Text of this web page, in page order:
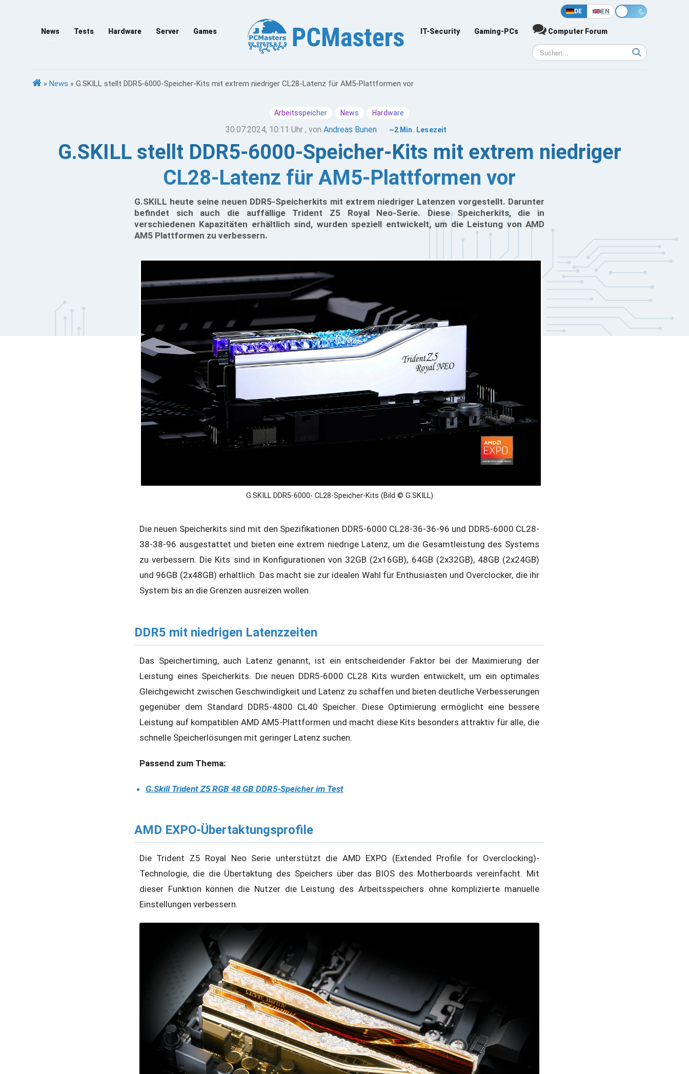
DE EN
News Tests Hardware Server Games IT-Security Gaming-PCs Computer Forum
» News » G.SKILL stellt DDR5-6000-Speicher-Kits mit extrem niedriger CL28-Latenz für AM5-Plattformen vor
Arbeitsspeicher News Hardware
30.07.2024, 10:11 Uhr , vonAndreas Bunen ~2 Min. Lesezeit
G.SKILL stellt DDR5-6000-Speicher-Kits mit extrem niedriger
CL28-Latenz für AM5-Plattformen vor
G.SKILL heute seine neuen DDR5-Speicherkits mit extrem niedriger Latenzen vorgestellt. Darunter
befindet sich auch die auffällige Trident Z5 Royal Neo-Serie. Diese Speicherkits, die in
verschiedenen Kapazitäten erhältlich sind, wurden speziell entwickelt, um die Leistung von AMD
AM5 Plattformen zu verbessern.
G.SKILL DDR5-6000- CL28-Speicher-Kits (Bild © G.SKILL)
Die neuen Speicherkits sind mit den Spezifikationen DDR5-6000 CL28-36-36-96 und DDR5-6000 CL28-
38-38-96 ausgestattet und bieten eine extrem niedrige Latenz, um die Gesamtleistung des Systems
zu verbessern. Die Kits sind in Konfigurationen von 32GB (2x16GB), 64GB (2x32GB), 48GB (2x24GB)
und 96GB (2x48GB) erhältlich. Das macht sie zur idealen Wahl für Enthusiasten und Overclocker, die ihr
System bis an die Grenzen ausreizen wollen.
DDR5 mit niedrigen Latenzzeiten
Das Speichertiming, auch Latenz genannt, ist ein entscheidender Faktor bei der Maximierung der
Leistung eines Speicherkits. Die neuen DDR5-6000 CL28 Kits wurden entwickelt, um ein optimales
Gleichgewicht zwischen Geschwindigkeit und Latenz zu schaffen und bieten deutliche Verbesserungen
gegenüber dem Standard DDR5-4800 CL40 Speicher. Diese Optimierung ermöglicht eine bessere
Leistung auf kompatiblen AMD AM5-Plattformen und macht diese Kits besonders attraktiv für alle, die
schnelle Speicherlösungen mit geringer Latenz suchen.
Passend zum Thema:
G.Skill Trident Z5 RGB 48 GB DDR5-Speicher im Test
AMD EXPO-Übertaktungsprofile
Die Trident Z5 Royal Neo Serie unterstützt die AMD EXPO (Extended Profile for Overclocking)-
Technologie, die die Übertaktung des Speichers über das BIOS des Motherboards vereinfacht. Mit
dieser Funktion können die Nutzer die Leistung des Arbeitsspeichers ohne komplizierte manuelle
Einstellungen verbessern.